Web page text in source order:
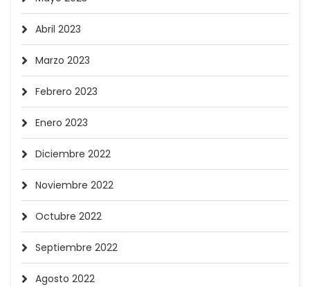
Abril 2023
Marzo 2023
Febrero 2023
Enero 2023
Diciembre 2022
Noviembre 2022
Octubre 2022
Septiembre 2022
Agosto 2022